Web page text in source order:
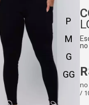
P
M
G
GG
no
/